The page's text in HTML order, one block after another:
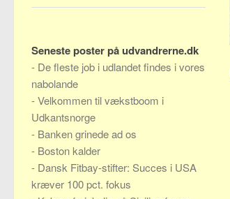
Seneste poster på udvandrerne.dk
- De fleste job i udlandet findes i vores
nabolande
-Velkommen til vækstboom i
Udkantsnorge
- Banken grinede ad os
- Boston kalder
- Dansk Fitbay-stifter: Succes i USA
kræver 100 pct. fokus